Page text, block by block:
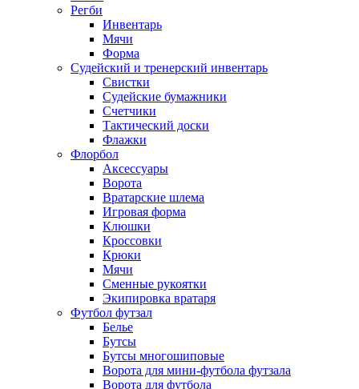
Регби
Инвентарь
Мячи
Форма
Судейский и тренерский инвентарь
Свистки
Судейские бумажники
Счетчики
Тактический доски
Флажки
Флорбол
Аксессуары
Ворота
Вратарские шлема
Игровая форма
Клюшки
Кроссовки
Крюки
Мячи
Сменные рукоятки
Экипировка вратаря
Футбол футзал
Белье
Бутсы
Бутсы многошиповые
Ворота для мини-футбола футзала
Ворота для футбола